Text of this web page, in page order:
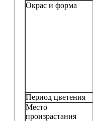
Окрас и форма
Период цветения
Место
произрастания